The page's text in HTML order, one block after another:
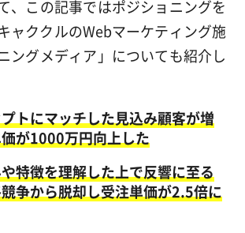
、この記事ではポジショニングを
ャククルのWebマーケティング施
ングメディア」についても紹介し
トにマッチした見込み顧客が増
が1000万円向上した
特徴を理解した上で反響に至る
争から脱却し受注単価が2.5倍に